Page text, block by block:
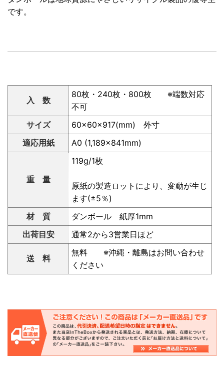
です。
入 数
80枚・240枚・800枚 ※端数対応
不可
サイズ
60×60×917(mm) 外寸
適応用紙
A0 (1,189×841mm)
重 量
119g/1枚
原紙の製造ロットにより、変動が生じ
ます(±5％)
材 質
ダンボール 紙厚1mm
出荷目安
通常2から3営業日ほど
送 料
無料 ※沖縄・離島はお問い合わせ
ください